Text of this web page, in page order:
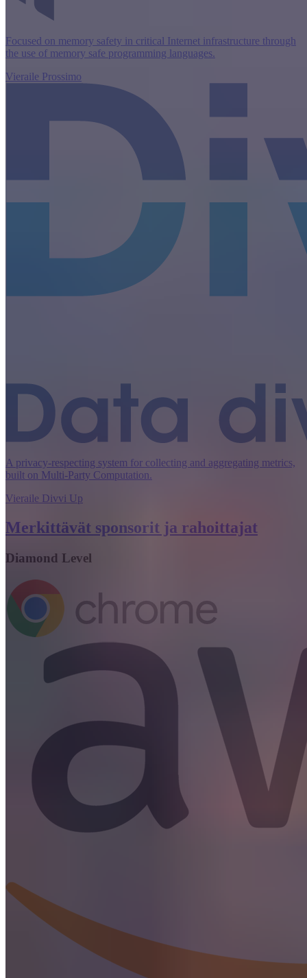
Focused on memory safety in critical Internet infrastructure through
the use of memory safe programming languages.
Vieraile Prossimo
A privacy-respecting system for collecting and aggregating metrics,
built on Multi-Party Computation.
Vieraile Divvi Up
Merkittävät sponsorit ja rahoittajat
Diamond Level